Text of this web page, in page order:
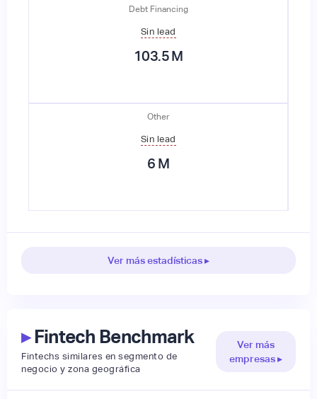
Debt Financing
Sin lead
103.5M
Other
Sin lead
6 M
Ver más estadísticas ▸
▸Fintech Benchmark
Fintechs similares en segmento de
negocio y zona geográfica
Ver más
empresas ▸